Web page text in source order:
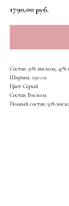
1790,00 руб.
Состав: 50% вискоза,
Ширина: 150 см
Цвет: Серый
Состав: Вискоза
Полный состав: 50%